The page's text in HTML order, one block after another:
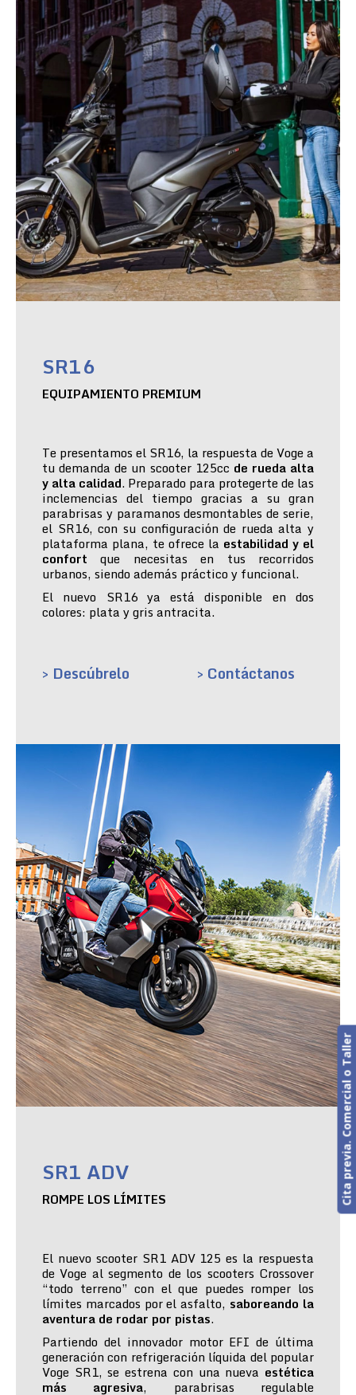
SR16
EQUIPAMIENTO PREMIUM
Te presentamos el SR16, la respuesta de Voge a
tu demanda de un scooter 125cc de rueda alta
y alta calidad. Preparado para protegerte de las
inclemencias del tiempo gracias a su gran
parabrisas y paramanos desmontables de serie,
el SR16, con su configuración de rueda alta y
plataforma plana, te ofrece la estabilidad y el
confort que necesitas en tus recorridos
urbanos, siendo además práctico y funcional.
El nuevo SR16 ya está disponible en dos
colores: plata y gris antracita.
> Descúbrelo > Contáctanos
SR1 ADV
ROMPE LOS LÍMITES
El nuevo scooter SR1 ADV 125 es la respuesta
de Voge al segmento de los scooters Crossover
“todo terreno” con el que puedes romper los
límites marcados por el asfalto, saboreando la
aventura de rodar por pistas.
Partiendo del innovador motor EFI de última
generación con refrigeración líquida del popular
Voge SR1, se estrena con una nueva estética
más agresiva, parabrisas regulable
Cita previa. Comercial o Taller